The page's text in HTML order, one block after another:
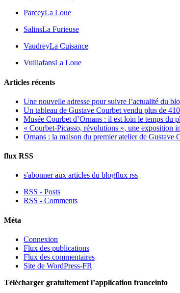
ParceyLa Loue
SalinsLa Furieuse
VaudreyLa Cuisance
VuillafansLa Loue
Articles récents
Une nouvelle adresse pour suivre l’actualité du
Un tableau de Gustave Courbet vendu plus de
Musée Courbet d’Ornans : il est loin le temps du
« Courbet-Picasso, révolutions », une exposition
Ornans : la maison du premier atelier de Gustave
flux RSS
s'abonner aux articles du blogflux rss
RSS - Posts
RSS - Comments
Méta
Connexion
Flux des publications
Flux des commentaires
Site de WordPress-FR
Télécharger gratuitement l’application franceinfo